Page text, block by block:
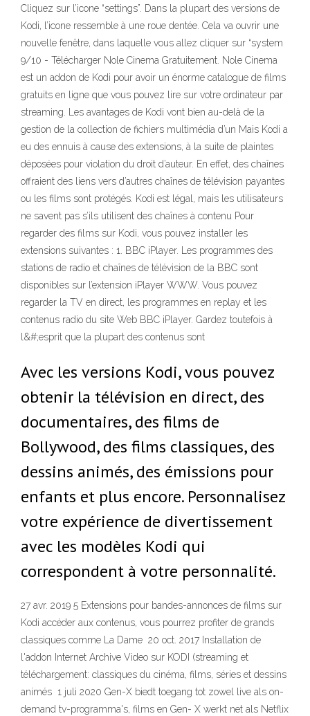
Cliquez sur l’icone “settings”. Dans la plupart des versions de
Kodi, l’icone ressemble à une roue dentée. Cela va ouvrir une
nouvelle fenêtre, dans laquelle vous allez cliquer sur “system
9/10 - Télécharger Nole Cinema Gratuitement. Nole Cinema
est un addon de Kodi pour avoir un énorme catalogue de films
gratuits en ligne que vous pouvez lire sur votre ordinateur par
streaming. Les avantages de Kodi vont bien au-delà de la
gestion de la collection de fichiers multimédia d’un Mais Kodi a
eu des ennuis à cause des extensions, à la suite de plaintes
déposées pour violation du droit d’auteur. En effet, des chaînes
offraient des liens vers d’autres chaînes de télévision payantes
ou les films sont protégés. Kodi est légal, mais les utilisateurs
ne savent pas s’ils utilisent des chaînes à contenu Pour
regarder des films sur Kodi, vous pouvez installer les
extensions suivantes : 1. BBC iPlayer. Les programmes des
stations de radio et chaînes de télévision de la BBC sont
disponibles sur l’extension iPlayer WWW. Vous pouvez
regarder la TV en direct, les programmes en replay et les
contenus radio du site Web BBC iPlayer. Gardez toutefois à
l&#;esprit que la plupart des contenus sont
Avec les versions Kodi, vous pouvez
obtenir la télévision en direct, des
documentaires, des films de
Bollywood, des films classiques, des
dessins animés, des émissions pour
enfants et plus encore. Personnalisez
votre expérience de divertissement
avec les modèles Kodi qui
correspondent à votre personnalité.
27 avr. 2019 5 Extensions pour bandes-annonces de films sur
Kodi accéder aux contenus, vous pourrez profiter de grands
classiques comme La Dame 20 oct. 2017 Installation de
l'addon Internet Archive Video sur KODI (streaming et
téléchargement: classiques du cinéma, films, séries et dessins
animés 1 juli 2020 Gen-X biedt toegang tot zowel live als on-
demand tv-programma's, films en Gen- X werkt net als Netflix